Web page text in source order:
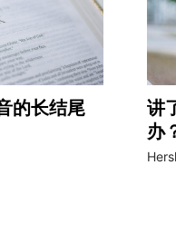
的长结尾
讲
办